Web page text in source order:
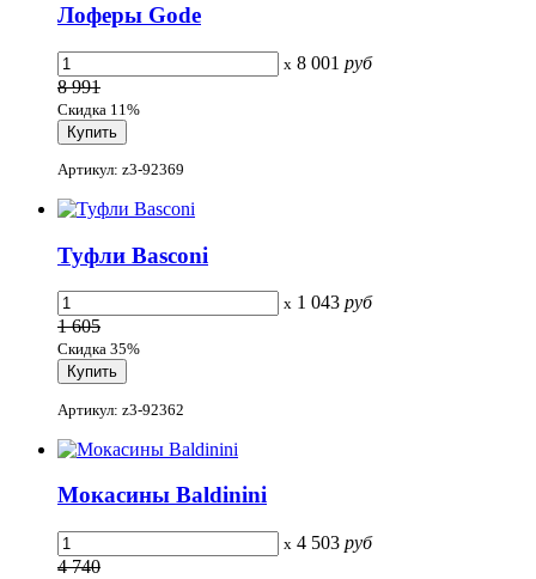
Лоферы Gode
x 8 001 руб
8 991
Скидка 11%
Артикул: z3-92369
Туфли Basconi
x 1 043 руб
1 605
Скидка 35%
Артикул: z3-92362
Мокасины Baldinini
x 4 503 руб
4 740